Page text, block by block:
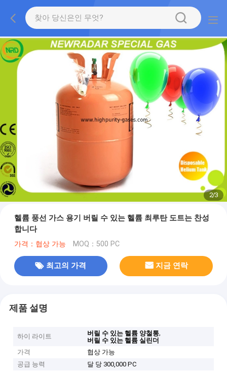
2/3
헬륨 풍선 가스 용기 버릴 수 있는 헬륨 최루탄 도트는 찬성
합니다
가격：협상 가능 MOQ：500 PC
최고의 가격 지금 연락
제품 설명
하이 라이트 버릴 수 있는 헬륨 양철통,
버릴 수 있는 헬륨 실린더
가격
협상 가능
공급 능력
달 당 300,000 PC